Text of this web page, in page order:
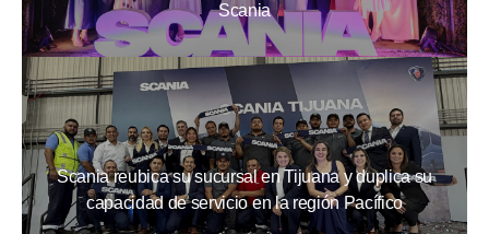
Scania
Scania reubica su sucursal en Tijuana y duplica su
capacidad de servicio en la región Pacífico